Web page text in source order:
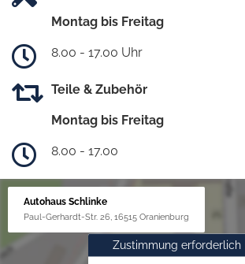
Montag bis Freitag
8.00 - 17.00 Uhr
Teile & Zubehör
Montag bis Freitag
8.00 - 17.00
Autohaus Schlinke
Paul-Gerhardt-Str. 26, 16515 Oranienburg
Zustimmung erforderlich